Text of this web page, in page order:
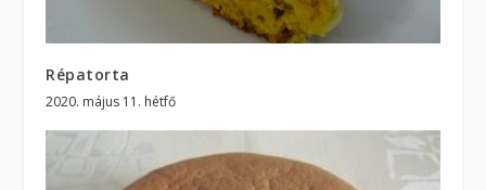
Répatorta
2020. május 11. hétfő